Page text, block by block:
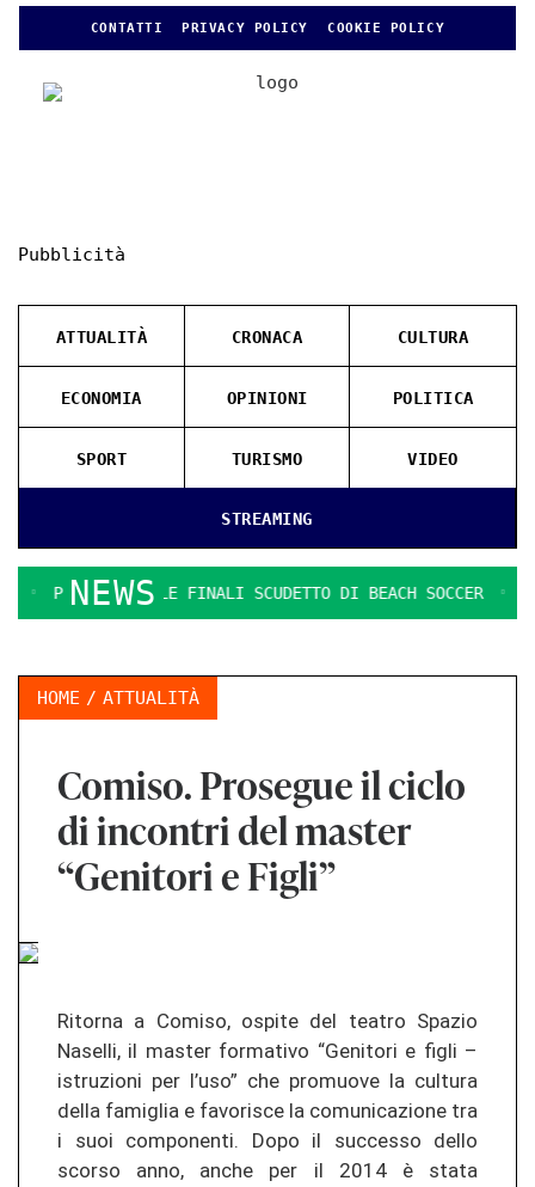
CONTATTI PRIVACY POLICY COOKIE POLICY
Pubblicità
STREAMING
ATTUALITÀ CRONACA CULTURA
ECONOMIA OPINIONI POLITICA
SPORT TURISMO VIDEO
NEWS
PRESENTATE LE FINALI SCUDETTO DI BEACH SOCCER IL
HOME ATTUALITÀ
Comiso. Prosegue il ciclo
di incontri del master
“Genitori e Figli”
Ritorna a Comiso, ospite del teatro Spazio
Naselli, il master formativo “Genitori e figli –
istruzioni per l’uso” che promuove la cultura
della famiglia e favorisce la comunicazione tra
i suoi componenti. Dopo il successo dello
scorso anno, anche per il 2014 è stata